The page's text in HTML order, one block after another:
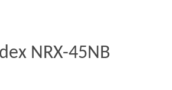
NRX-45NB